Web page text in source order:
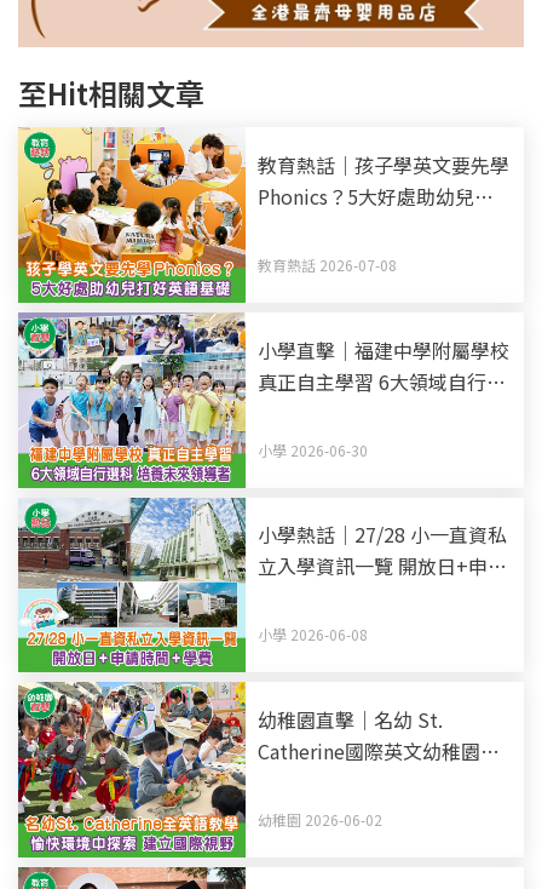
至Hit相關文章
教育熱話｜孩子學英文要先學
Phonics？5大好處助幼兒打
教育熱話 2026-07-08
小學直擊｜福建中學附屬學校
真正自主學習 6大領域自行選
小學 2026-06-30
小學熱話｜27/28 小一直資私
立入學資訊一覽 開放日+申請
小學 2026-06-08
幼稚園直擊｜名幼 St.
Catherine國際英文幼稚園暨
中探索 建立國際視野
幼稚園 2026-06-02